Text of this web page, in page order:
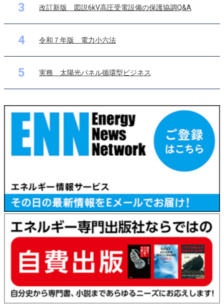
3 改訂新版 図説6kV高圧受電設備の保護協調Q&A
4 令和７年版 電力小六法
5 実務 太陽光パネル循環型ビジネス